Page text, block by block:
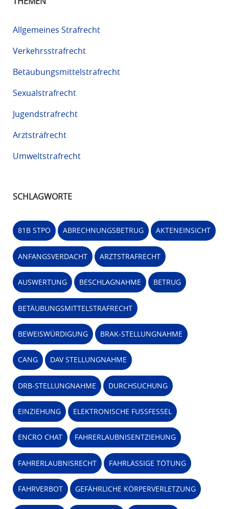
Allgemeines Strafrecht
Verkehrsstrafrecht
Betäubungsmittelstrafrecht
Sexualstrafrecht
Jugendstrafrecht
Arztstrafrecht
Umweltstrafrecht
SCHLAGWORTE
81B STPO ABRECHNUNGSBETRUG AKTENEINSICHT
ANFANGSVERDACHT ARZTSTRAFRECHT
AUSWERTUNG BESCHLAGNAHME BETRUG
BETÄUBUNGSMITTELSTRAFRECHT
BEWEISWÜRDIGUNG BRAK-STELLUNGNAHME
CANG DAV STELLUNGNAHME
DRB-STELLUNGNAHME DURCHSUCHUNG
EINZIEHUNG ELEKTRONISCHE FUSSFESSEL
ENCRO CHAT FAHRERLAUBNISENTZIEHUNG
FAHRERLAUBNISRECHT FAHRLÄSSIGE TÖTUNG
FAHRVERBOT GEFÄHRLICHE KÖRPERVERLETZUNG